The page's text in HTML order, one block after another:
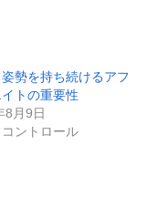
勢を持ち続けるアフ
イトの重要性
8月9日
ントロール